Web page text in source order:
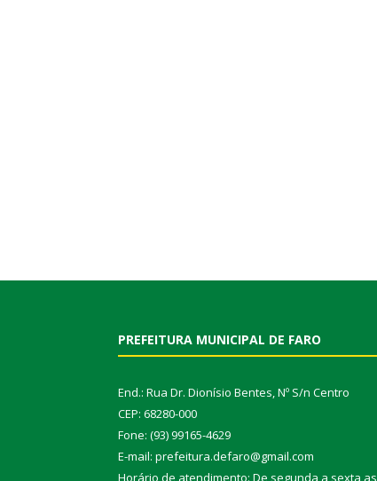
PREFEITURA MUNICIPAL DE FARO
End.: Rua Dr. Dionísio Bentes, Nº S/n Centro
CEP: 68280-000
Fone: (93) 99165-4629
E-mail: prefeitura.defaro@gmail.com
Horário de atendimento: De segunda a sexta as